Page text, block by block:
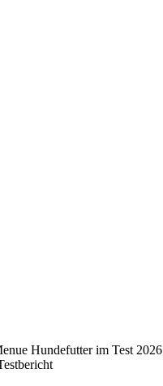
Hundefutter im Test 2026